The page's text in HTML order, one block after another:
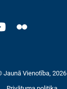
Jaunā Vienotība, 2026